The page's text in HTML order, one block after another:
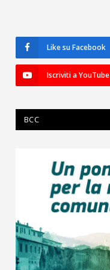
Like su Facebook
Iscriviti a YouTube
BCC